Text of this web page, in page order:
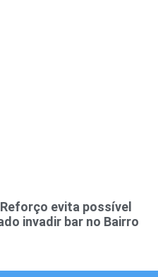
evita possível
invadir bar no Bairro